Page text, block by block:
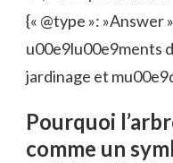
{« @type »: »Answer
u00e9lu00e9ments
jardinage et
Pourquoi
comme un